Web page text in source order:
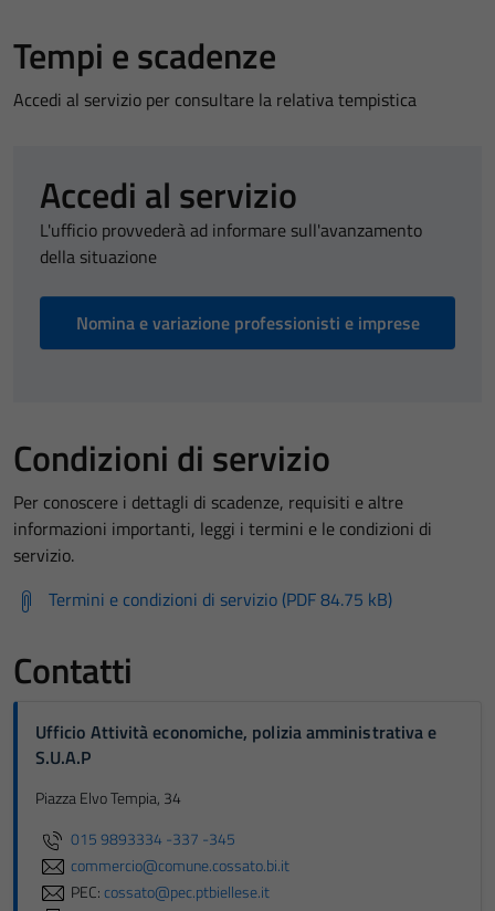
Tempi e scadenze
Accedi al servizio per consultare la relativa tempistica
Accedi al servizio
L'ufficio provvederà ad informare sull'avanzamento
della situazione
Nomina e variazione professionisti e imprese
Condizioni di servizio
Per conoscere i dettagli di scadenze, requisiti e altre
informazioni importanti, leggi i termini e le condizioni di
servizio.
Termini e condizioni di servizio (PDF 84.75 kB)
Contatti
Ufficio Attività economiche, polizia amministrativa e
S.U.A.P
Piazza Elvo Tempia, 34
015 9893334 -337 -345
commercio@comune.cossato.bi.it
PEC:cossato@pec.ptbiellese.it